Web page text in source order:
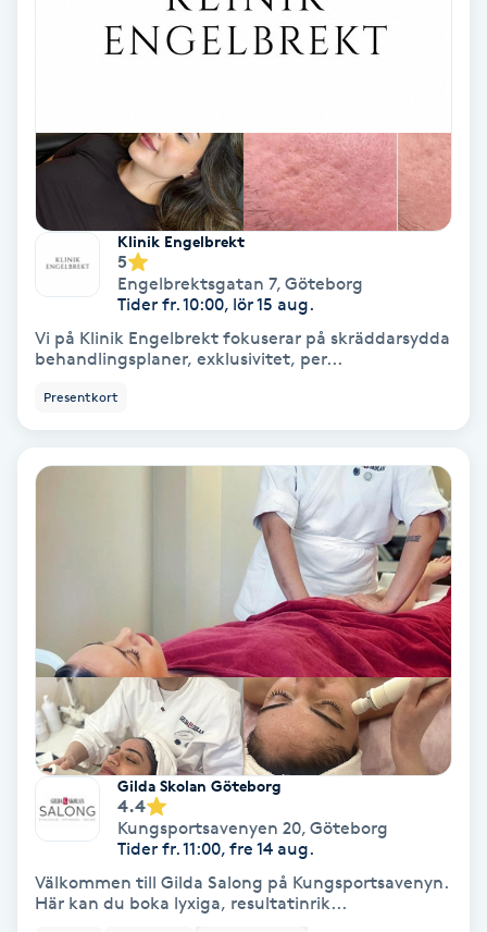
Herrklippning
Hollywood Peel
Hot Stone Massage
Hot yoga
Hudföryngring
Hudvård
Hypnos
Hårborttagning
Hårbottenbehandling
Hårförlängning
Hårvård
Klinik Engelbrekt
5
Engelbrektsgatan 7, Göteborg
Tider fr. 10:00, lör 15 aug.
Vi på Klinik Engelbrekt fokuserar på skräddarsydda
behandlingsplaner, exklusivitet, per...
Presentkort
Gilda Skolan Göteborg
4.4
Kungsportsavenyen 20, Göteborg
Tider fr. 11:00, fre 14 aug.
Välkommen till Gilda Salong på Kungsportsavenyn.
Här kan du boka lyxiga, resultatinrik...